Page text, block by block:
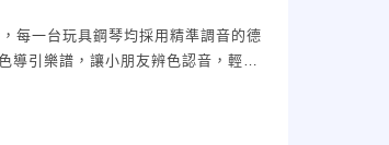
每一台玩具鋼琴均採用精準調音的德
導引樂譜，讓小朋友辨色認音，輕易
般電子式粗糙的玩具。歡迎幼稚園托
，高度適合小朋友使用，不需輔助